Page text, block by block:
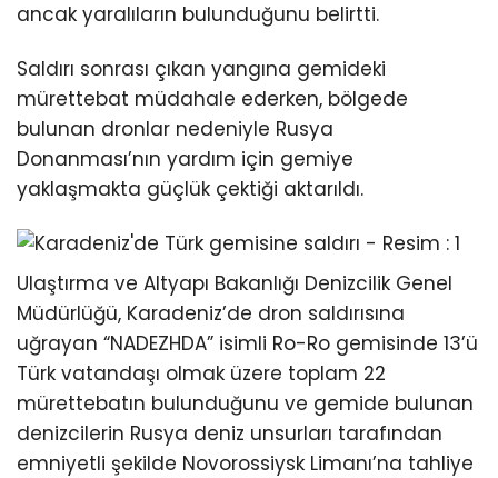
ancak yaralıların bulunduğunu belirtti.
Saldırı sonrası çıkan yangına gemideki
mürettebat müdahale ederken, bölgede
bulunan dronlar nedeniyle Rusya
Donanması’nın yardım için gemiye
yaklaşmakta güçlük çektiği aktarıldı.
Ulaştırma ve Altyapı Bakanlığı Denizcilik Genel
Müdürlüğü, Karadeniz’de dron saldırısına
uğrayan “NADEZHDA” isimli Ro-Ro gemisinde 13’ü
Türk vatandaşı olmak üzere toplam 22
mürettebatın bulunduğunu ve gemide bulunan
denizcilerin Rusya deniz unsurları tarafından
emniyetli şekilde Novorossiysk Limanı’na tahliye